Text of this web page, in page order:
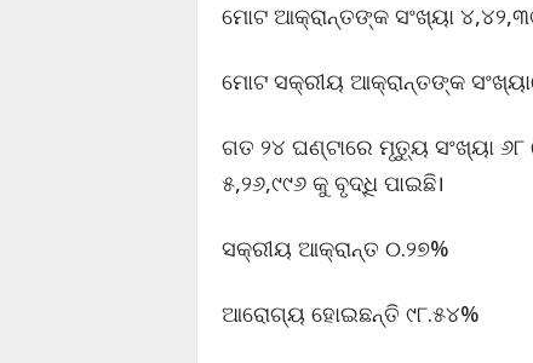
ମୋଟ ଆକ୍ରାନ୍ତଙ୍କ ସଂଖ୍ୟା
ମୋଟ ସକ୍ରୀୟ ଆକ୍ରାନ୍ତଙ୍କ
ଗତ ୨୪ ଘଣ୍ଟାରେ ମୃତ୍ୟୁ ସଂଖ୍ୟା
୫,୨୬,୯୯୬ କୁ ବୃଦ୍ଧି ପାଇଛି।
ସକ୍ରୀୟ ଆକ୍ରାନ୍ତ ୦.୨୭%
ଆରୋଗ୍ୟ ହୋଇଛନ୍ତି ୯୮.୫୪%